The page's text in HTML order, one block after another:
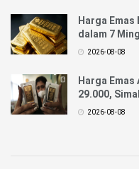
Harga
dalam 7
2026-08-08
Harga
29.000,
2026-08-08